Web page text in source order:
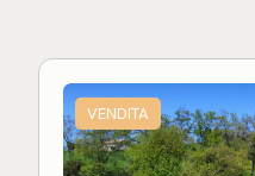
VENDITA